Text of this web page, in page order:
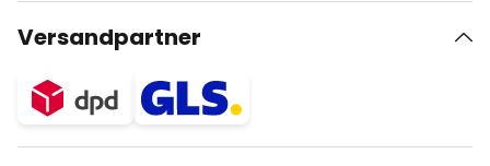
Versandpartner